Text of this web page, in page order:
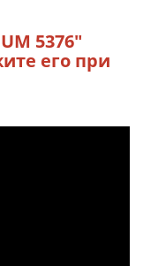
5376"
его при